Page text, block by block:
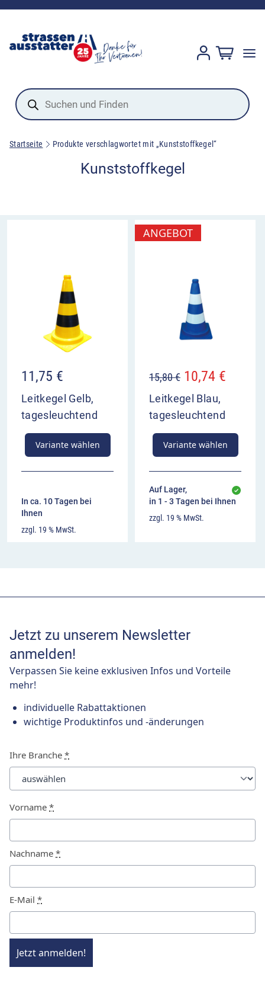
Products
search
Startseite Produkte verschlagwortet mit „Kunststoffkegel“
Kunststoffkegel
11,75 €
Leitkegel Gelb,
tagesleuchtend
Variante wählen
In ca. 10 Tagen bei
Ihnen
zzgl. 19 % MwSt.
ANGEBOT
15,80€ 10,74 €
Leitkegel Blau,
tagesleuchtend
Variante wählen
Auf Lager,
in 1 - 3 Tagen bei Ihnen
zzgl. 19 % MwSt.
Jetzt zu unserem Newsletter
anmelden!
Verpassen Sie keine exklusiven Infos und Vorteile
mehr!
individuelle Rabattaktionen
wichtige Produktinfos und -änderungen
Ihre Branche *
Vorname *
Nachname *
E-Mail *
Jetzt anmelden!